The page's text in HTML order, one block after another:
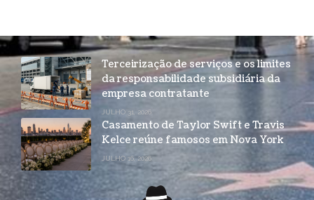
Terceirização de serviços e os limites
da responsabilidade subsidiária da
empresa contratante
JULHO 31, 2026
Casamento de Taylor Swift e Travis
Kelce reúne famosos em Nova York
JULHO 16, 2026